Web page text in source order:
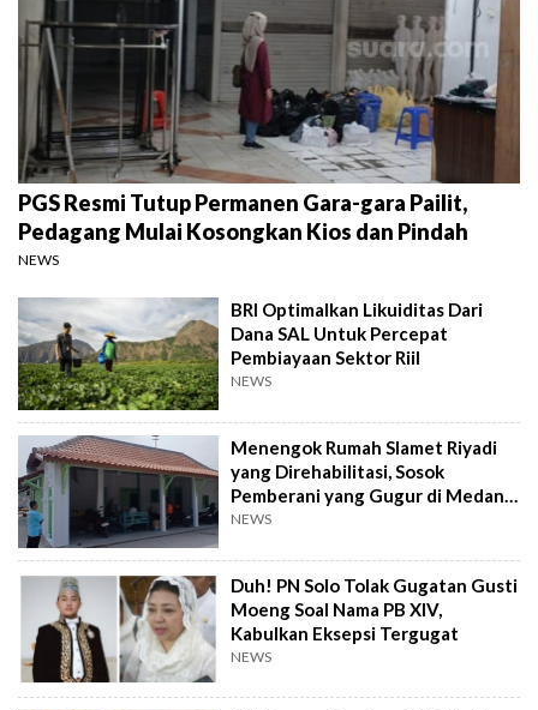
PGS Resmi Tutup Permanen Gara-gara Pailit,
Pedagang Mulai Kosongkan Kios dan Pindah
NEWS
BRI Optimalkan Likuiditas Dari
Dana SAL Untuk Percepat
Pembiayaan Sektor Riil
NEWS
Menengok Rumah Slamet Riyadi
yang Direhabilitasi, Sosok
Pemberani yang Gugur di Medan
Perang
NEWS
Duh! PN Solo Tolak Gugatan Gusti
Moeng Soal Nama PB XIV,
Kabulkan Eksepsi Tergugat
NEWS